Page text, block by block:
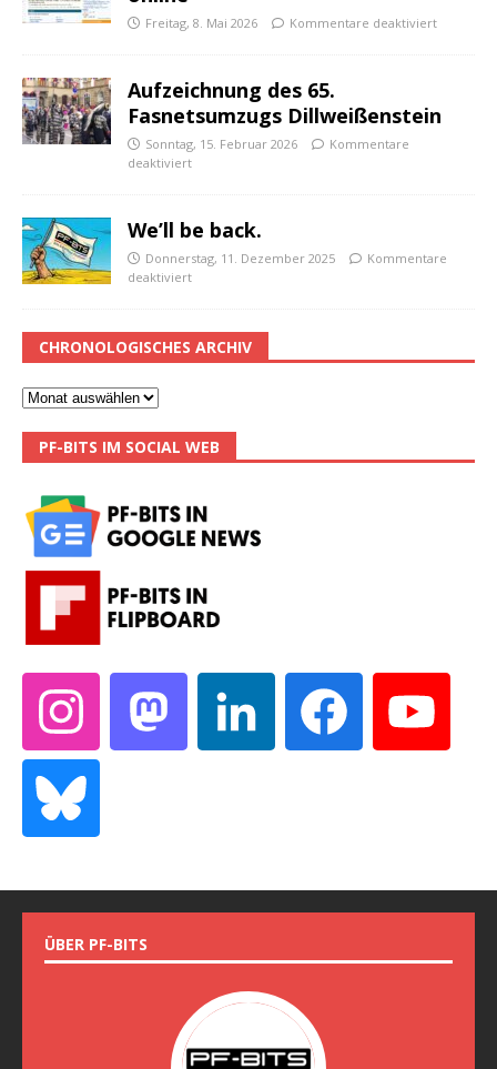
Freitag, 8. Mai 2026 Kommentare deaktiviert
Aufzeichnung des 65.
Fasnetsumzugs Dillweißenstein
Sonntag, 15. Februar 2026
Kommentare
deaktiviert
We’ll be back.
Donnerstag, 11. Dezember 2025
Kommentare
deaktiviert
CHRONOLOGISCHES ARCHIV
PF-BITS IM SOCIAL WEB
ÜBER PF-BITS